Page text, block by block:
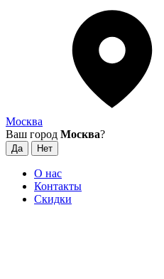
Москва
Ваш город Москва?
О нас
Контакты
Скидки